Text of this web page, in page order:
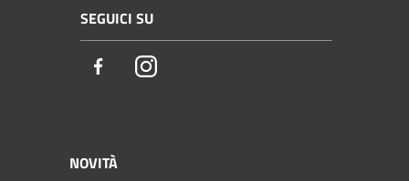
SEGUICI SU
FacebookInstagram
NOVITÀ